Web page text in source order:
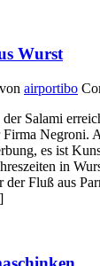
Wurst
von airportibo
Salami
Firma Negroni.
es ist
in
der Fluß aus